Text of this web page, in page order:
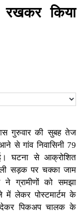
रखकर किया
गुरुवार की सुबह तेज
से गांव निवासिनी 79
घटना से आक्रोशित
सड़क पर चक्का जाम
ग्रामीणों को समझा
लेकर पोस्टमार्टम के
देकर पिकअप चालक के